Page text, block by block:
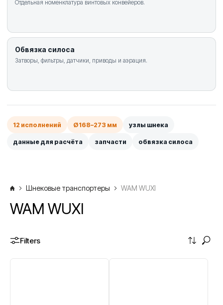
Отдельная номенклатура винтовых конвейеров.
Обвязка силоса
Затворы, фильтры, датчики, приводы и аэрация.
12 исполнений Ø168–273 мм узлы шнека
данные для расчёта запчасти обвязка силоса
Шнековые транспортеры WAM WUXI
WAM WUXI
Filters